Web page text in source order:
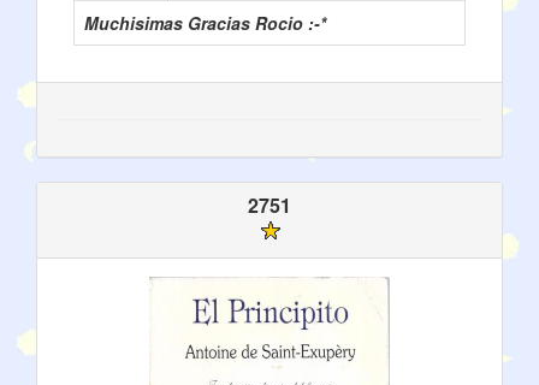
Muchisimas Gracias Rocio :-*
2751